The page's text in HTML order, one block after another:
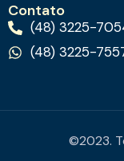
Contato
(48) 3225-
(48) 3225-
©2023.